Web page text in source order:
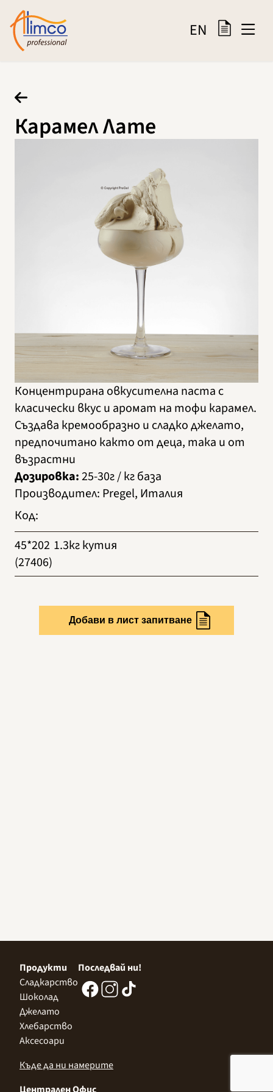
EN
Карамел Лате
Концентрирана овкусителна паста с
класически вкус и аромат на тофи карамел.
Създава кремообразно и сладко джелато,
предпочитано както от деца, така и от
възрастни
Дозировка:25-30г / кг база
Производител: Pregel, Италия
Код:
45*202
(27406)
1.3кг кутия
Добави в лист запитване
Продукти
Сладкарство
Шоколад
Джелато
Хлебарство
Аксесоари
Последвай ни!
Къде да ни намерите